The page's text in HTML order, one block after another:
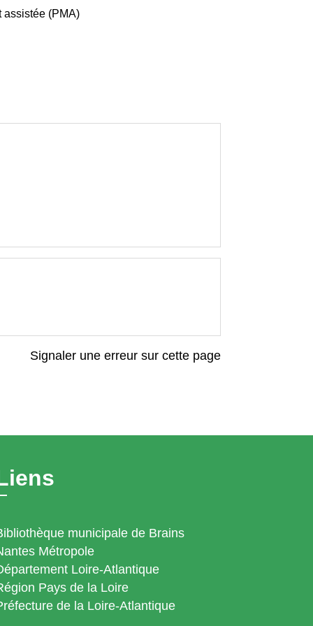
assistée (PMA)
Signaler une erreur sur cette page
municipale de Brains
Métropole
Loire-Atlantique
Pays de la Loire
de la Loire-Atlantique